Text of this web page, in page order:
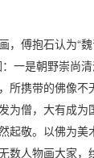
，傅抱石认为“
一是朝野崇尚
所携带的佛像
为僧，大有成
起敬。以佛为
数人物画大家，